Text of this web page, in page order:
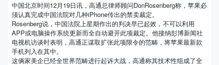
中国北京时间12月19日讯，高通总律师顾问DonRosenberg称，苹果必
须认真完成中国法院对几种iPhone传出的禁卖裁定。
Rosenberg说，中国法院上星期作出的判决早已起效，不可以利用
APP或电脑操作系统更新而全自动避开此项裁定。他接纳彭博新闻社
电视机访谈时表明，高通正谋取扩张此项限令的范畴，将苹果最新款
手机列入在其中。
这俩家美企已经全世界范畴进行起诉大战，高通称其技术性组成了全